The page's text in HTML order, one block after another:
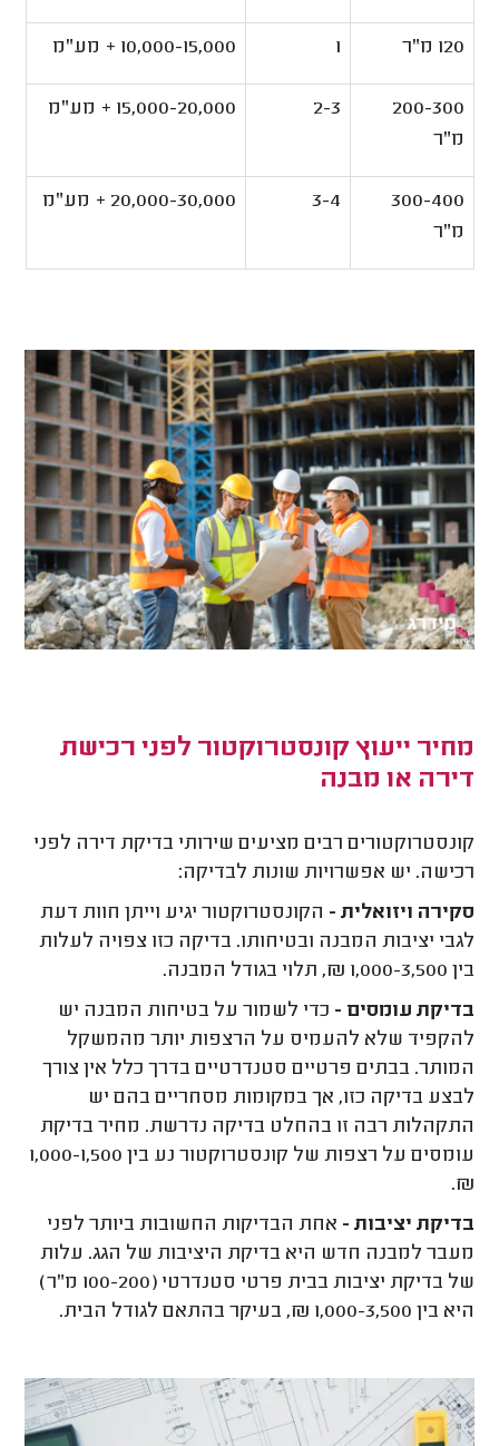
120 מ"ר 1 10,000-15,000 + מע"מ
200-300
מ"ר
2-3 15,000-20,000 + מע"מ
300-400
מ"ר
3-4 20,000-30,000 + מע"מ
מחיר ייעוץ קונסטרוקטור לפני רכישת
דירה או מבנה
קונסטרוקטורים רבים מציעים שירותי בדיקת דירה לפני
רכישה. יש אפשרויות שונות לבדיקה:
סקירה ויזואלית - הקונסטרוקטור יגיע וייתן חוות דעת
לגבי יציבות המבנה ובטיחותו. בדיקה כזו צפויה לעלות
בין 1,000-3,500 ₪, תלוי בגודל המבנה.
בדיקת עומסים - כדי לשמור על בטיחות המבנה יש
להקפיד שלא להעמיס על הרצפות יותר מהמשקל
המותר. בבתים פרטיים סטנדרטיים בדרך כלל אין צורך
לבצע בדיקה כזו, אך במקומות מסחריים בהם יש
התקהלות רבה זו בהחלט בדיקה נדרשת. מחיר בדיקת
עומסים על רצפות של קונסטרוקטור נע בין 1,000-1,500
₪.
בדיקת יציבות - אחת הבדיקות החשובות ביותר לפני
מעבר למבנה חדש היא בדיקת היציבות של הגג. עלות
של בדיקת יציבות בבית פרטי סטנדרטי (100-200 מ"ר)
היא בין 1,000-3,500 ₪, בעיקר בהתאם לגודל הבית.